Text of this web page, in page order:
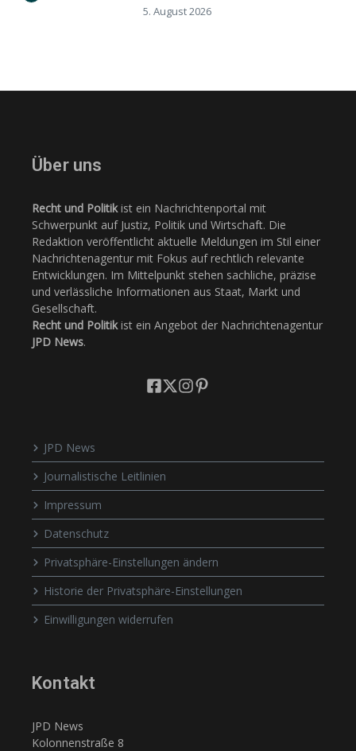
5. August 2026
Über uns
Recht und Politikist ein Nachrichtenportal mit
Schwerpunkt auf Justiz, Politik und Wirtschaft. Die
Redaktion veröffentlicht aktuelle Meldungen im Stil einer
Nachrichtenagentur mit Fokus auf rechtlich relevante
Entwicklungen. Im Mittelpunkt stehen sachliche, präzise
und verlässliche Informationen aus Staat, Markt und
Gesellschaft.
Recht und Politikist ein Angebot der Nachrichtenagentur
JPD News.
JPD News
Journalistische Leitlinien
Impressum
Datenschutz
Privatsphäre-Einstellungen ändern
Historie der Privatsphäre-Einstellungen
Einwilligungen widerrufen
Kontakt
JPD News
Kolonnenstraße 8